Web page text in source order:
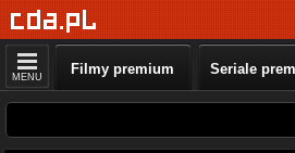
MENU Filmy premium Seriale